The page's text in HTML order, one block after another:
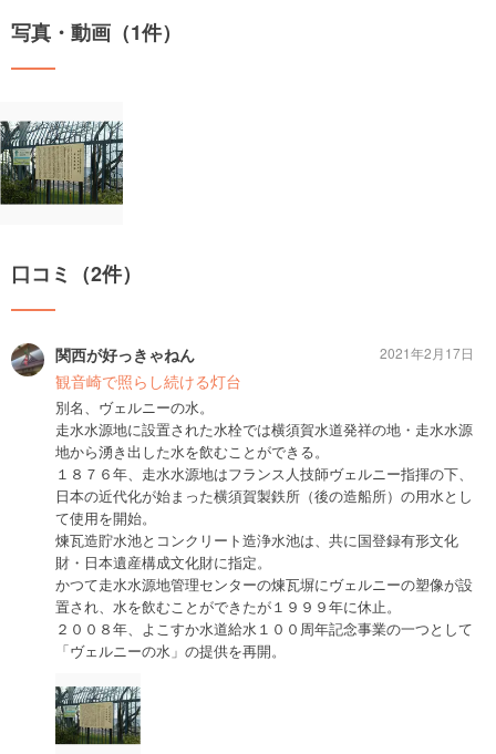
写真・動画（1件）
口コミ（2件）
関西が好っきゃねん
観音崎で照らし続ける灯台
別名、ヴェルニーの水。
走水水源地に設置された水栓では横須賀水道発祥の地・走水水源
地から湧き出した水を飲むことができる。
１８７６年、走水水源地はフランス人技師ヴェルニー指揮の下、
日本の近代化が始まった横須賀製鉄所（後の造船所）の用水とし
て使用を開始。
煉瓦造貯水池とコンクリート造浄水池は、共に国登録有形文化
財・日本遺産構成文化財に指定。
かつて走水水源地管理センターの煉瓦塀にヴェルニーの塑像が設
置され、水を飲むことができたが１９９９年に休止。
２００８年、よこすか水道給水１００周年記念事業の一つとして
「ヴェルニーの水」の提供を再開。
2021年2月17日